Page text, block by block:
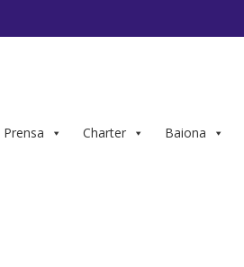
Prensa Charter Baiona